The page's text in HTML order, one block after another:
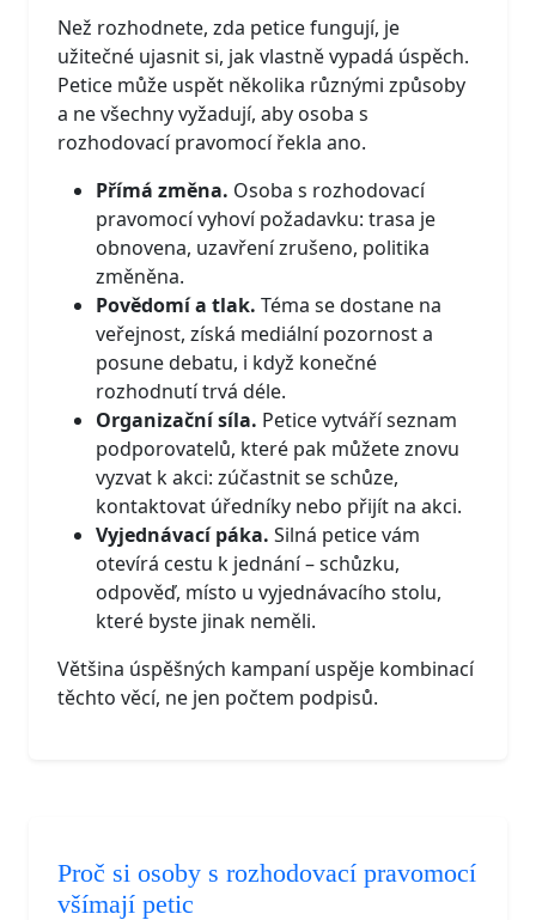
Než rozhodnete, zda petice fungují, je
užitečné ujasnit si, jak vlastně vypadá úspěch.
Petice může uspět několika různými způsoby
a ne všechny vyžadují, aby osoba s
rozhodovací pravomocí řekla ano.
Přímá změna. Osoba s rozhodovací
pravomocí vyhoví požadavku: trasa je
obnovena, uzavření zrušeno, politika
změněna.
Povědomí a tlak. Téma se dostane na
veřejnost, získá mediální pozornost a
posune debatu, i když konečné
rozhodnutí trvá déle.
Organizační síla. Petice vytváří seznam
podporovatelů, které pak můžete znovu
vyzvat k akci: zúčastnit se schůze,
kontaktovat úředníky nebo přijít na akci.
Vyjednávací páka. Silná petice vám
otevírá cestu k jednání – schůzku,
odpověď, místo u vyjednávacího stolu,
které byste jinak neměli.
Většina úspěšných kampaní uspěje kombinací
těchto věcí, ne jen počtem podpisů.
Proč si osoby s rozhodovací pravomocí
všímají petic